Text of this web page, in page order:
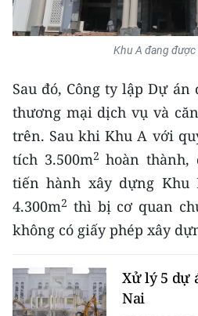
Media Du lịch
Media Giáo dục
Media Y tế
Media Khoa học - Công nghệ
Media Môi trường
Infographic
Khu A đang được
Sau đó, Công ty lập Dự
thương mại dịch vụ và
trên. Sau khi Khu A với
tích 3.500m2 hoàn thành,
tiến hành xây dựng Khu
4.300m2 thì bị cơ quan
không có giấy phép xây
Xử lý 5 dự
Nai